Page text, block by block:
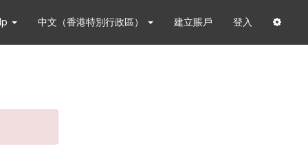
中文（香港特別行政區） 建立賬戶 登入